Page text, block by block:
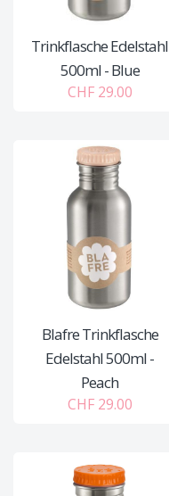
Trinkflasche Edelstahl
500ml - Blue
CHF 29.00
Blafre Trinkflasche
Edelstahl 500ml -
Peach
CHF 29.00